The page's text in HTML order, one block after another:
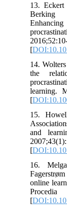
13.
[
14.
the
learning.
[
15.
and
[
16.
online
[